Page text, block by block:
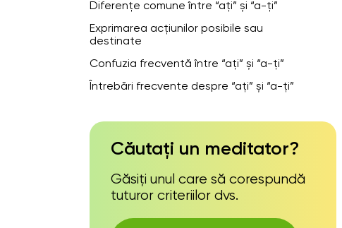
Diferențe comune între “ați” și “a-ți”
Exprimarea acțiunilor posibile sau
destinate
Confuzia frecventă între “ați” și “a-ți”
Întrebări frecvente despre “ați” și “a-ți”
Căutați un meditator?
Găsiți unul care să corespundă
tuturor criteriilor dvs.